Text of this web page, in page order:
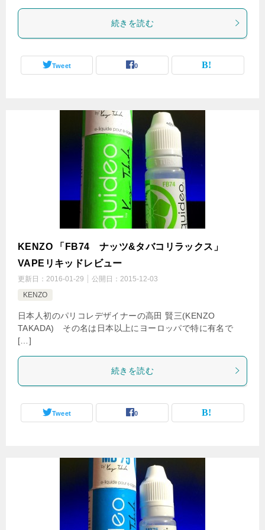
続きを読む
Tweet 0
KENZO 「FB74 ナッツ&タバコリラックス」
VAPEリキッドレビュー
更新日： 2016-01-29 公開日： 2015-12-03
KENZO
日本人初のパリコレデザイナーの高田 賢三(KENZO
TAKADA) その名は日本以上にヨーロッパで特に有名で
[…]
続きを読む
Tweet 0